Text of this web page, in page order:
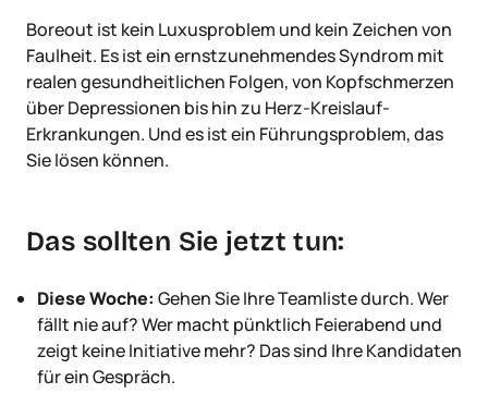
Boreout ist kein Luxusproblem und kein Zeichen von
Faulheit. Es ist ein ernstzunehmendes Syndrom mit
realen gesundheitlichen Folgen, von Kopfschmerzen
über Depressionen bis hin zu Herz-Kreislauf-
Erkrankungen. Und es ist ein Führungsproblem, das
Sie lösen können.
Das sollten Sie jetzt tun:
Diese Woche: Gehen Sie Ihre Teamliste durch. Wer
fällt nie auf? Wer macht pünktlich Feierabend und
zeigt keine Initiative mehr? Das sind Ihre Kandidaten
für ein Gespräch.